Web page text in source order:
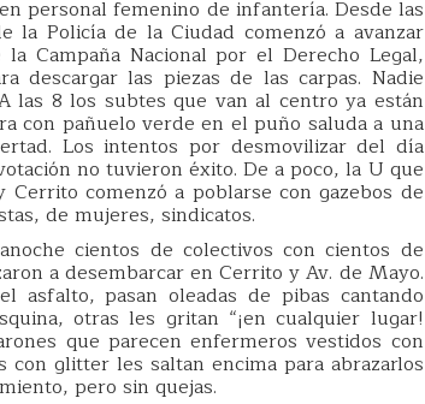
personal femenino de infantería. Desde las
la Policía de la Ciudad comenzó a avanzar
Campaña Nacional por el Derecho Legal,
descargar las piezas de las carpas. Nadie
las 8 los subtes que van al centro ya están
con pañuelo verde en el puño saluda a una
Los intentos por desmovilizar del día
no tuvieron éxito. De a poco, la U que
comenzó a poblarse con gazebos de
de mujeres, sindicatos.
cientos de colectivos con cientos de
a desembarcar en Cerrito y Av. de Mayo.
pasan oleadas de pibas cantando
otras les gritan “¡en cualquier lugar!
que parecen enfermeros vestidos con
glitter les saltan encima para abrazarlos
pero sin quejas.